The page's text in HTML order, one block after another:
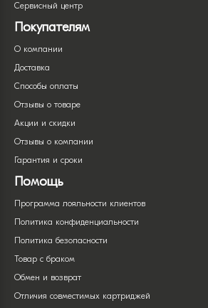
Сервисный центр
Покупателям
О компании
Доставка
Способы оплаты
Отзывы о товаре
Акции и скидки
Отзывы о компании
Гарантия и сроки
Помощь
Программа лояльности клиентов
Политика конфиденциальности
Политика безопасности
Товар с браком
Обмен и возврат
Отличия совместимых картриджей